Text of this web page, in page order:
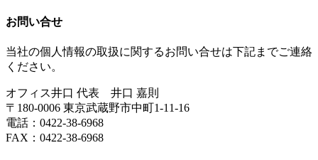
お問い合せ
当社の個人情報の取扱に関するお問い合せは下記までご連絡
ください。
オフィス井口 代表 井口 嘉則
〒180-0006 東京武蔵野市中町1-11-16
電話：0422-38-6968
FAX：0422-38-6968